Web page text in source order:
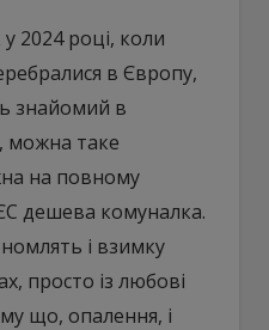
2024 році, коли
в Європу,
знайомий в
можна таке
на повному
дешева комуналка.
і взимку
просто із любові
що, опалення, і